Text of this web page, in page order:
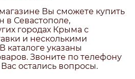
Вы сможете купить
в Севастополе,
городах Крыма с
и несколькими
каталоге указаны
Звоните по телефону
остались вопросы.